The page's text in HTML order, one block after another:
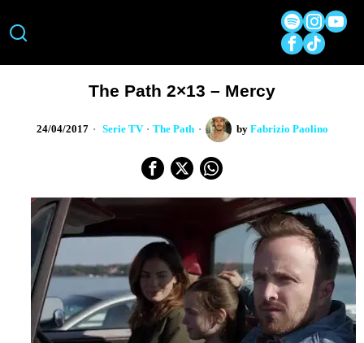
The Path 2×13 – Mercy
24/04/2017 Serie TV · The Path by Fabrizio Paolino